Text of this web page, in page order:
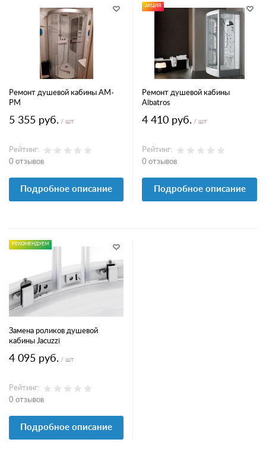
Ремонт душевой кабины AM-
PM
5 355 руб. / шт
Рейтинг:
0 отзывов
Подробное описание
АКЦИЯ
Ремонт душевой кабины
Albatros
4 410 руб. / шт
Рейтинг:
0 отзывов
Подробное описание
РЕКОМЕНДУЕМ
Замена роликов душевой
кабины Jacuzzi
4 095 руб. / шт
Рейтинг:
0 отзывов
Подробное описание